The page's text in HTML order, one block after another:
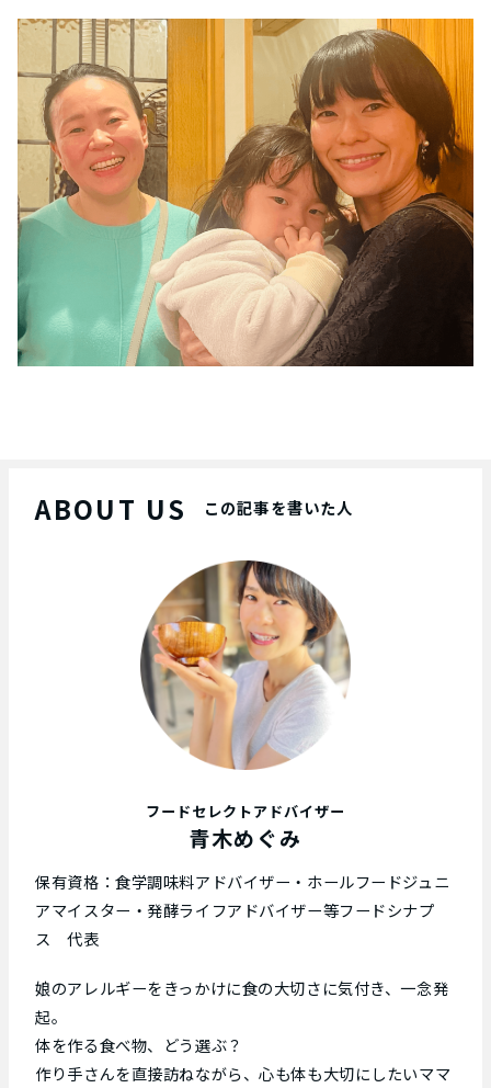
ABOUT US この記事を書いた人
フードセレクトアドバイザー
青木めぐみ
保有資格：食学調味料アドバイザー・ホールフードジュニ
アマイスター・発酵ライフアドバイザー等フードシナプ
ス 代表
娘のアレルギーをきっかけに食の大切さに気付き、一念発
起。
体を作る食べ物、どう選ぶ？
作り手さんを直接訪ねながら、心も体も大切にしたいママ